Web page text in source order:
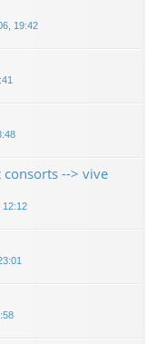
19:42
--> vive
12:12